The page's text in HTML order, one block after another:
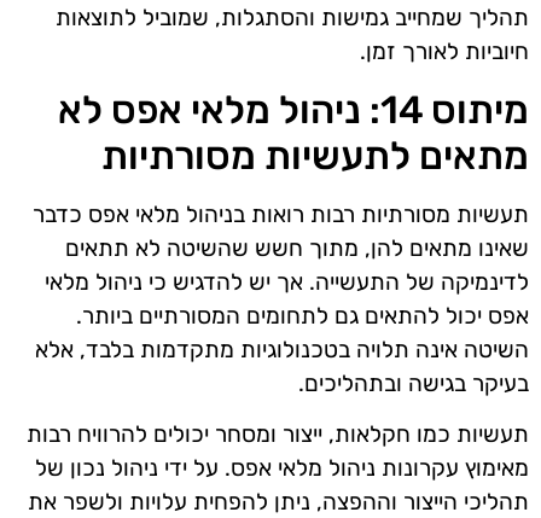
תהליך שמחייב גמישות והסתגלות, שמוביל לתוצאות
חיוביות לאורך זמן.
מיתוס 14: ניהול מלאי אפס לא
מתאים לתעשיות מסורתיות
תעשיות מסורתיות רבות רואות בניהול מלאי אפס כדבר
שאינו מתאים להן, מתוך חשש שהשיטה לא תתאים
לדינמיקה של התעשייה. אך יש להדגיש כי ניהול מלאי
אפס יכול להתאים גם לתחומים המסורתיים ביותר.
השיטה אינה תלויה בטכנולוגיות מתקדמות בלבד, אלא
בעיקר בגישה ובתהליכים.
תעשיות כמו חקלאות, ייצור ומסחר יכולים להרוויח רבות
מאימוץ עקרונות ניהול מלאי אפס. על ידי ניהול נכון של
תהליכי הייצור וההפצה, ניתן להפחית עלויות ולשפר את